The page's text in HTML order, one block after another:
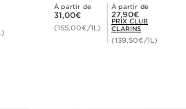
À partir de
Nouveau prix 31,00€
31,00€
(155,00€/1L)
À partir de
Prix Club Clarins 27,90€
27,90€
PRIX CLUB
CLARINS
(139,50€/1L)